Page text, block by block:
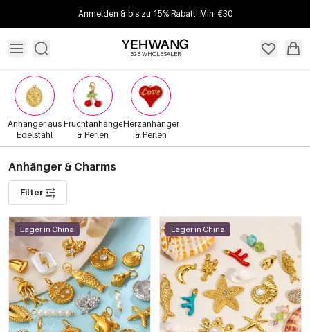
Anmelden & bis zu 15% Rabatt! Min. €30
B2B WHOLESALER
Anhänger aus
Edelstahl
Fruchtanhänger
& Perlen
Herzanhänger
& Perlen
Anhänger & Charms
Filter
Lager in China Lager in China